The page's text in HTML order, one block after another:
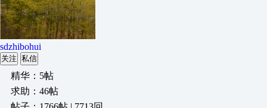
sdzhibohui
关注 私信
精华：5帖
求助：46帖